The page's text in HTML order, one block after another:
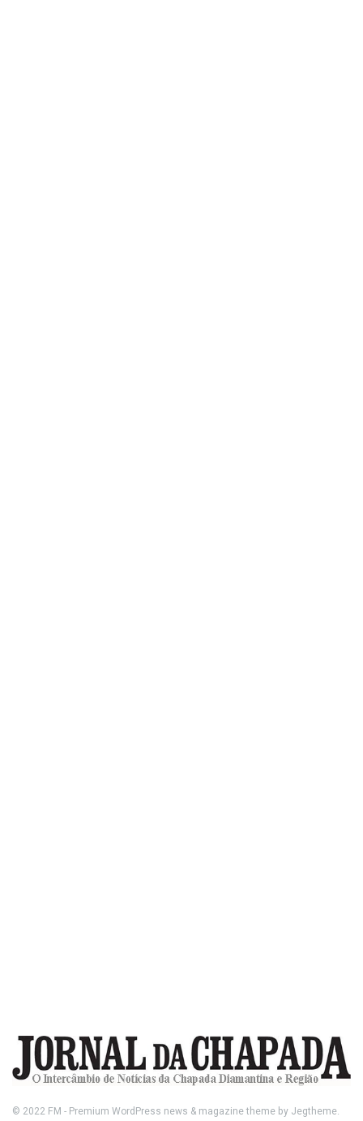
© 2022 FM - Premium WordPress news & magazine theme by Jegtheme.